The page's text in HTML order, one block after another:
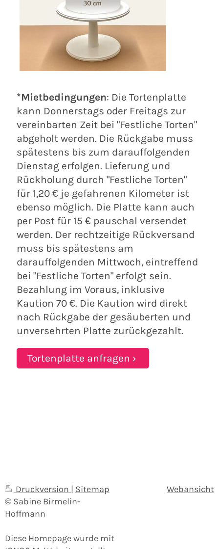
*Mietbedingungen: Die Tortenplatte
kann Donnerstags oder Freitags zur
vereinbarten Zeit bei "Festliche Torten"
abgeholt werden. Die Rückgabe muss
spätestens bis zum darauffolgenden
Dienstag erfolgen. Lieferung und
Rückholung durch "Festliche Torten"
für 1,20 € je gefahrenen Kilometer ist
ebenso möglich. Die Platte kann auch
per Post für 15 € pauschal versendet
werden. Der rechtzeitige Rückversand
muss bis spätestens am
darauffolgenden Mittwoch, eintreffend
bei "Festliche Torten" erfolgt sein.
Bezahlung im Voraus, inklusive
Kaution 70 €. Die Kaution wird direkt
nach Rückgabe der gesäuberten und
unversehrten Platte zurückgezahlt.
Tortenplatte anfragen
Druckversion | Sitemap
© Sabine Birmelin-
Hoffmann
Diese Homepage wurde mit
Webansicht